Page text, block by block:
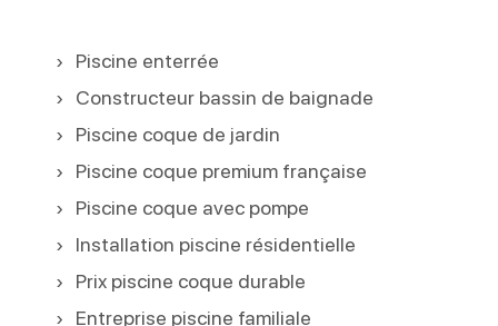
Piscine enterrée
Constructeur bassin de baignade
Piscine coque de jardin
Piscine coque premium française
Piscine coque avec pompe
Installation piscine résidentielle
Prix piscine coque durable
Entreprise piscine familiale